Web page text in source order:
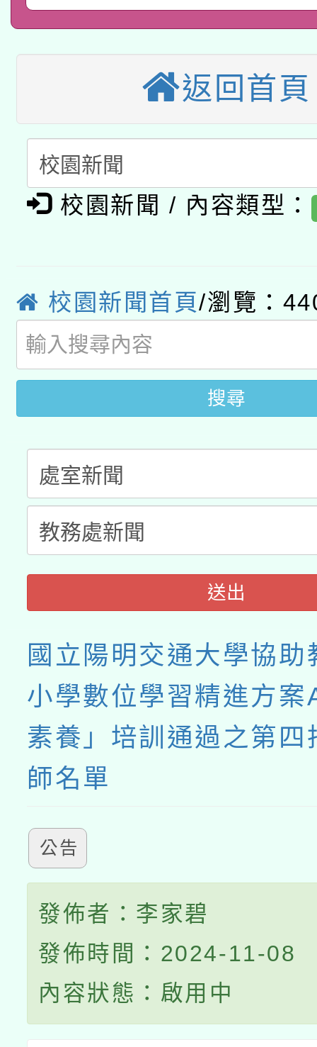
年度健康促進學校輔導
業成長研習」實施計畫
暨閱讀推動專業研習
科技賦能─人工智慧
礎課程
A3數位素養講師名單
「數位內容與教學軟
pilot」
有關大陸委員會函釋公
薪期間赴陸應申請許可
轉知經濟部水利署委託
業技術研究院辦理「
115年8月22日(星期六
2026年桃園地景藝術
關事宜
轉知教育部國民及學前
國立臺灣師範大學辦理
年度健康促進學校輔導
業成長研習」實施計畫
返回首頁
校園新聞 / 內容類型：
校園新聞首頁/瀏覽：
搜尋
送出
國立陽明交通大學協助
小學數位學習精進方案
素養」培訓通過之第四
師名單
公告
發佈者：李家碧
發佈時間：2024-11-08
內容狀態：啟用中